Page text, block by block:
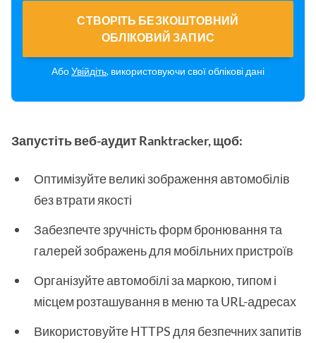
СТВОРІТЬ БЕЗКОШТОВНИЙ
ОБЛІКОВИЙ ЗАПИС
АбоУвійдіть, використовуючи свої облікові дані
Запустіть веб-аудит Ranktracker, щоб:
Оптимізуйте великі зображення автомобілів
без втрати якості
Забезпечте зручність форм бронювання та
галерей зображень для мобільних пристроїв
Організуйте автомобілі за маркою, типом і
місцем розташування в меню та URL-адресах
Використовуйте HTTPS для безпечних запитів